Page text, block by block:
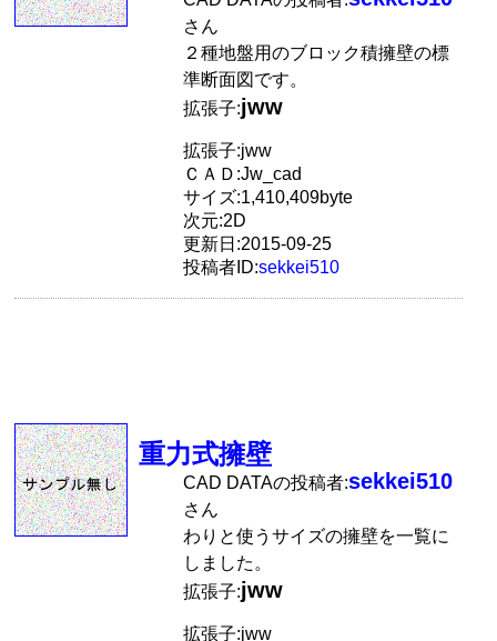
さん
２種地盤用のブロック積擁壁の標
準断面図です。
拡張子:jww
拡張子:jww
ＣＡＤ:Jw_cad
サイズ:1,410,409byte
次元:2D
更新日:2015-09-25
投稿者ID:sekkei510
重力式擁壁
CAD DATAの投稿者:sekkei510
さん
わりと使うサイズの擁壁を一覧に
しました。
拡張子:jww
拡張子:jww